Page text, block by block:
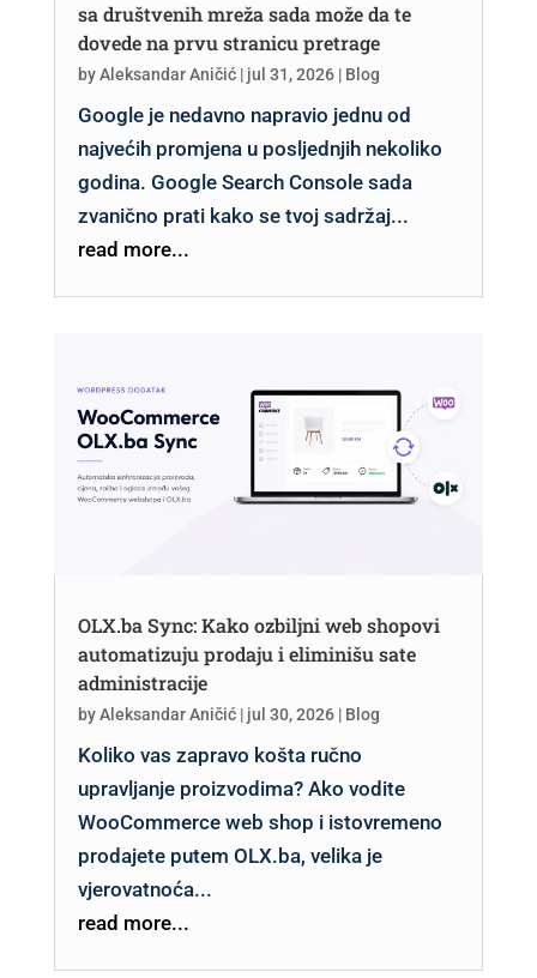
sa društvenih mreža sada može da te
dovede na prvu stranicu pretrage
byAleksandar Aničić| jul 31, 2026| Blog
Google je nedavno napravio jednu od
najvećih promjena u posljednjih nekoliko
godina. Google Search Console sada
zvanično prati kako se tvoj sadržaj...
read more...
OLX.ba Sync: Kako ozbiljni web shopovi
automatizuju prodaju i eliminišu sate
administracije
byAleksandar Aničić| jul 30, 2026| Blog
Koliko vas zapravo košta ručno
upravljanje proizvodima? Ako vodite
WooCommerce web shop i istovremeno
prodajete putem OLX.ba, velika je
vjerovatnoća...
read more...